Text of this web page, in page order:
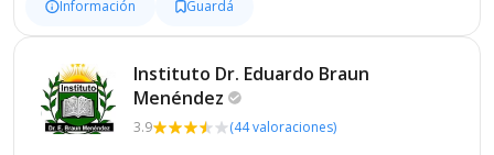
Información Guardá
Instituto Dr. Eduardo Braun
Menéndez
3.9 (44 valoraciones)